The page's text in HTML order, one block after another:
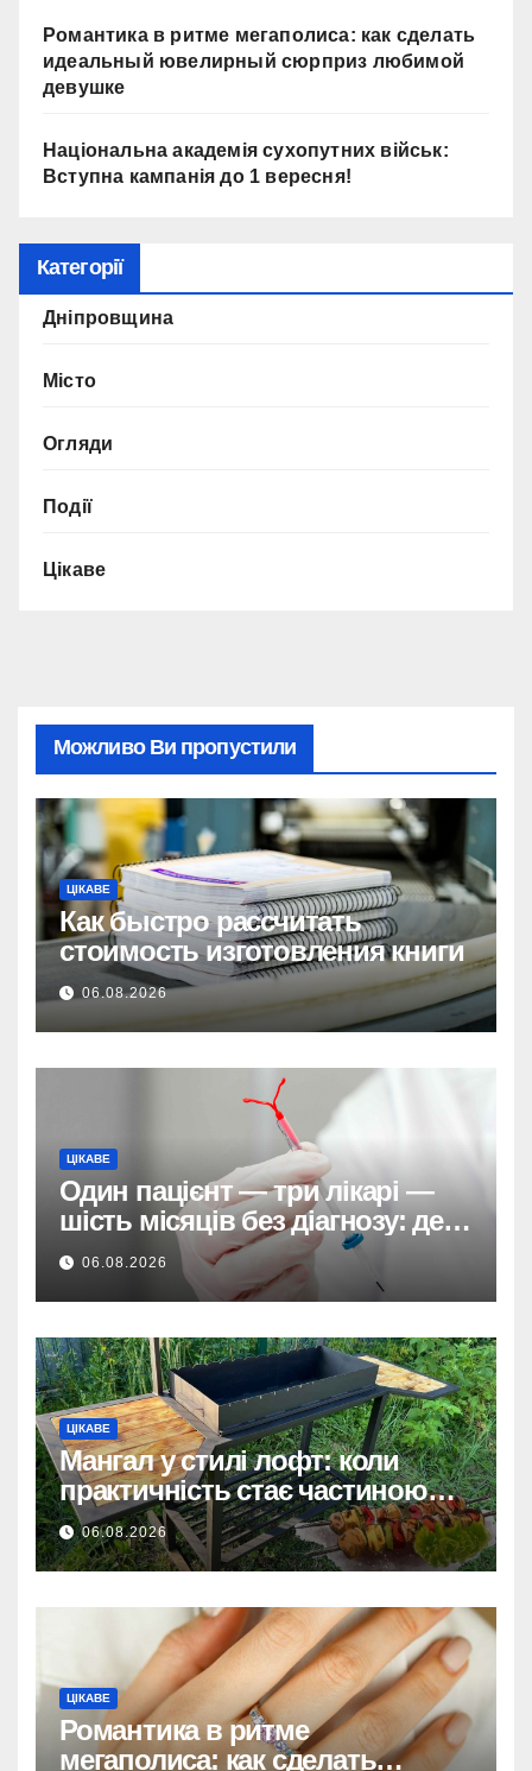
Романтика в ритме мегаполиса: как сделать
идеальный ювелирный сюрприз любимой
девушке
Національна академія сухопутних військ:
Вступна кампанія до 1 вересня!
Категорії
Дніпровщина
Місто
Огляди
Події
Цікаве
Можливо Ви пропустили
ЦІКАВЕ
Как быстро рассчитать
стоимость изготовления книги
06.08.2026
ЦІКАВЕ
Один пацієнт — три лікарі —
шість місяців без діагнозу: де
ховається системна помилка
06.08.2026
ЦІКАВЕ
Мангал у стилі лофт: коли
практичність стає частиною
дизайну
06.08.2026
ЦІКАВЕ
Романтика в ритме
мегаполиса: как сделать